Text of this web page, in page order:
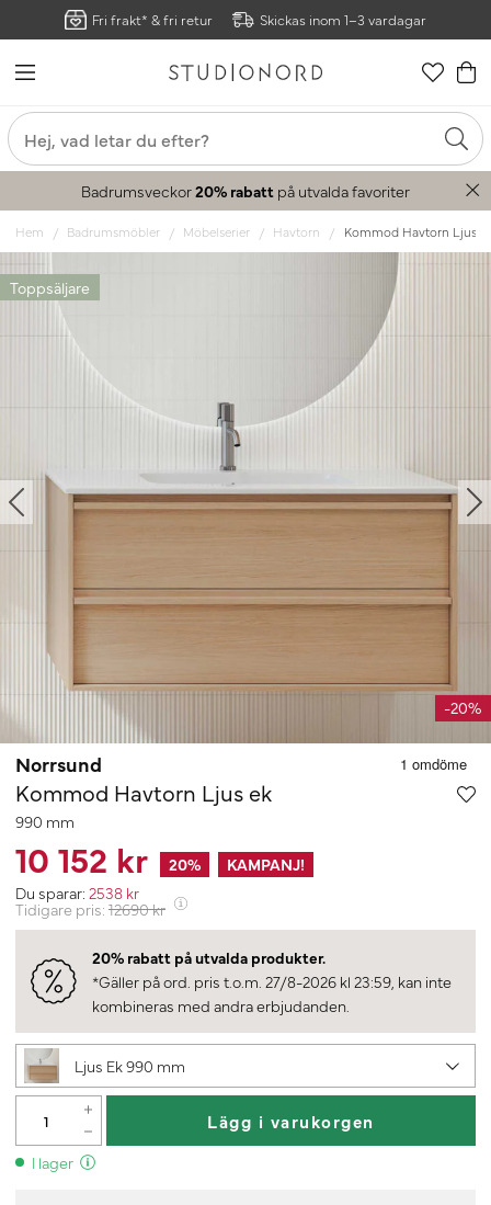
Fri frakt* & fri retur Skickas inom 1–3 vardagar
Badrumsveckor20% rabatt på utvalda favoriter
Hem Badrumsmöbler Möbelserier Havtorn Kommod Havtorn Ljus
Toppsäljare
-20%
Norrsund
Kommod Havtorn Ljus ek
990 mm
10 152 kr 20%
KAMPANJ!
Du sparar: 2538 kr
Tidigare pris: 12690kr
20% rabatt på utvalda produkter.
*Gäller på ord. pris t.o.m. 27/8-2026 kl 23:59, kan inte
kombineras med andra erbjudanden.
Ljus Ek 990 mm
Lägg i varukorgen
I lager